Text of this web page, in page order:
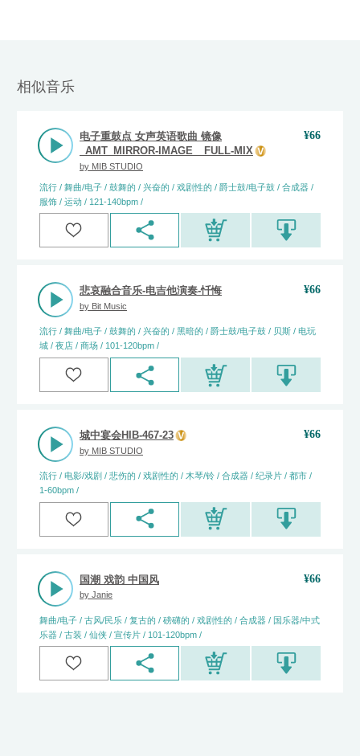
相似音乐
电子重鼓点 女声英语歌曲 镜像
_AMT_MIRROR-IMAGE__FULL-MIX
by MIB STUDIO
¥66
流行 / 舞曲/电子 / 鼓舞的 / 兴奋的 / 戏剧性的 / 爵士鼓/电子鼓 / 合成器 /
服饰 / 运动 / 121-140bpm /
悲哀融合音乐-电吉他演奏-忏悔
by Bit Music
¥66
流行 / 舞曲/电子 / 鼓舞的 / 兴奋的 / 黑暗的 / 爵士鼓/电子鼓 / 贝斯 / 电玩
城 / 夜店 / 商场 / 101-120bpm /
城中宴会HIB-467-23
by MIB STUDIO
¥66
流行 / 电影/戏剧 / 悲伤的 / 戏剧性的 / 木琴/铃 / 合成器 / 纪录片 / 都市 /
1-60bpm /
国潮 戏韵 中国风
by Janie
¥66
舞曲/电子 / 古风/民乐 / 复古的 / 磅礴的 / 戏剧性的 / 合成器 / 国乐器/中式
乐器 / 古装 / 仙侠 / 宣传片 / 101-120bpm /